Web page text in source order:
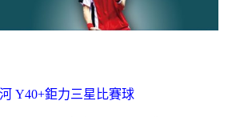
Y40+鉅力三星比賽球